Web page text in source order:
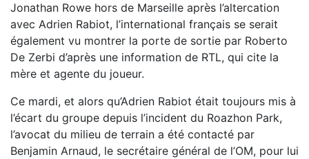
Jonathan Rowe hors de Marseille après l’altercation
avec Adrien Rabiot, l’international français se serait
également vu montrer la porte de sortie par Roberto
De Zerbi d’après une information de RTL, qui cite la
mère et agente du joueur.
Ce mardi, et alors qu’Adrien Rabiot était toujours mis à
l’écart du groupe depuis l’incident du Roazhon Park,
l’avocat du milieu de terrain a été contacté par
Benjamin Arnaud, le secrétaire général de l’OM, pour lui